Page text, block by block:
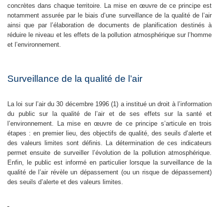
concrètes dans chaque territoire. La mise en œuvre de ce principe est
notamment assurée par le biais d’une surveillance de la qualité de l’air
ainsi que par l’élaboration de documents de planification destinés à
réduire le niveau et les effets de la pollution atmosphérique sur l’homme
et l’environnement.
Surveillance de la qualité de l’air
La loi sur l’air du 30 décembre 1996 (1) a institué un droit à l’information
du public sur la qualité de l’air et de ses effets sur la santé et
l’environnement. La mise en œuvre de ce principe s’articule en trois
étapes : en premier lieu, des objectifs de qualité, des seuils d’alerte et
des valeurs limites sont définis. La détermination de ces indicateurs
permet ensuite de surveiller l’évolution de la pollution atmosphérique.
Enfin, le public est informé en particulier lorsque la surveillance de la
qualité de l’air révèle un dépassement (ou un risque de dépassement)
des seuils d’alerte et des valeurs limites.